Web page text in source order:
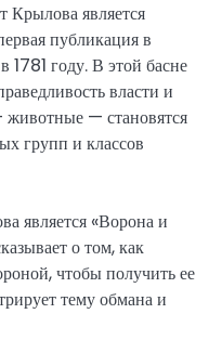
Крылова является
публикация в
1781 году. В этой басне
власти и
животные — становятся
групп и классов
является «Ворона и
о том, как
чтобы получить ее
тему обмана и